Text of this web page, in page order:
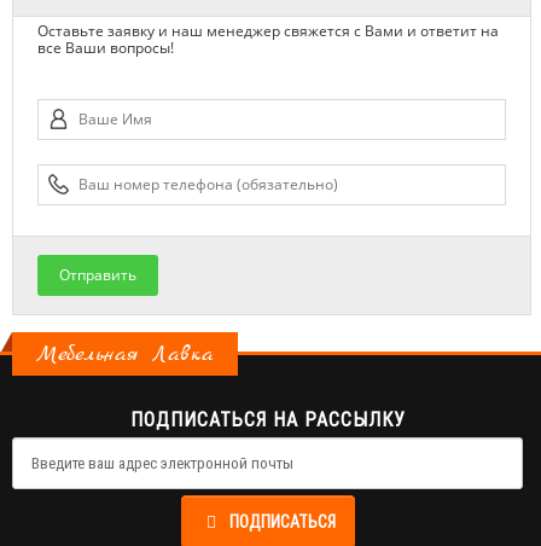
Оставьте заявку и наш менеджер свяжется с Вами и ответит на
все Ваши вопросы!
Отправить
Мебельная Лавка
ПОДПИСАТЬСЯ НА РАССЫЛКУ
ПОДПИСАТЬСЯ